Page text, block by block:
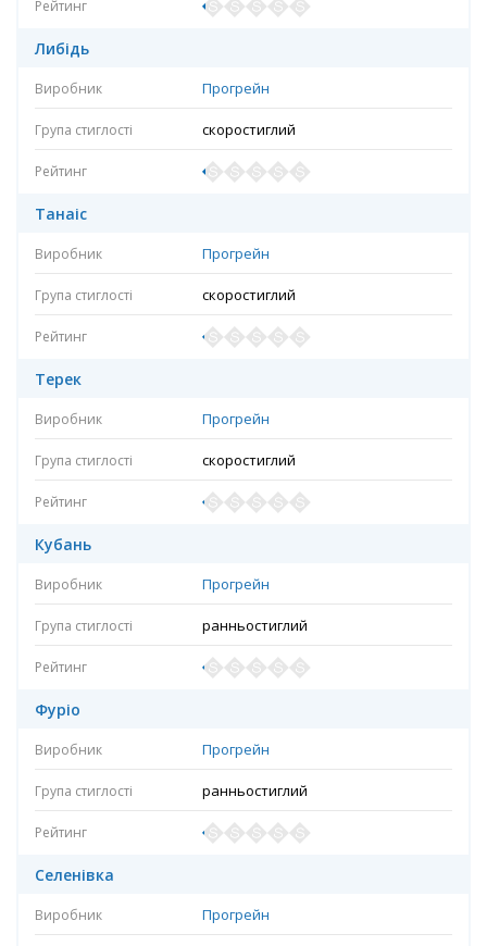
Либідь
Прогрейн
скоростиглий
Танаіс
Прогрейн
скоростиглий
Терек
Прогрейн
скоростиглий
Кубань
Прогрейн
ранньостиглий
Фуріо
Прогрейн
ранньостиглий
Селенівка
Прогрейн